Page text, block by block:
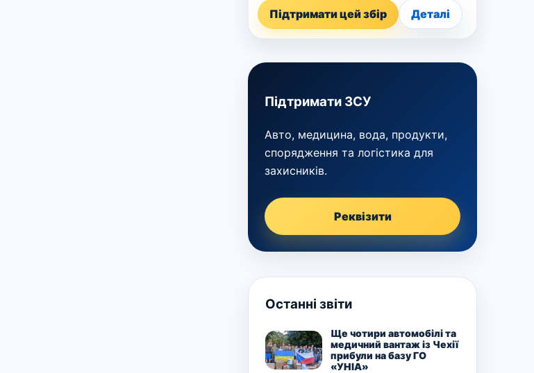
Підтримати цей збір Деталі
Підтримати ЗСУ
Авто, медицина, вода, продукти,
спорядження та логістика для
захисників.
Реквізити
Останні звіти
Ще чотири автомобілі та
медичний вантаж із Чехії
прибули на базу ГО
«УНІА»